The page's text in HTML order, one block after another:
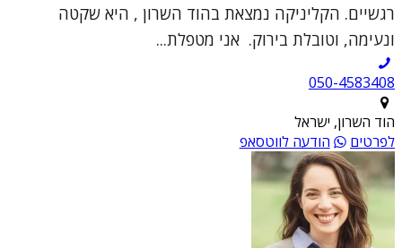
רגשיים. הקליניקה נמצאת בהוד השרון , היא שקטה
ונעימה, וטובלת בירוק. אני מטפלת...
050-4583408
הוד השרון, ישראל
לפרטים
הודעה לווטסאפ